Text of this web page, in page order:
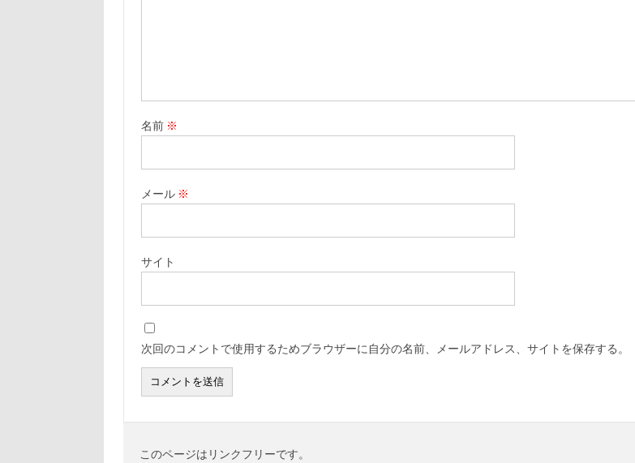
名前 ※
メール ※
サイト
次回のコメントで使用するためブラウザーに自分の名前、メールアドレス、サイトを保存する。
このページはリンクフリーです。